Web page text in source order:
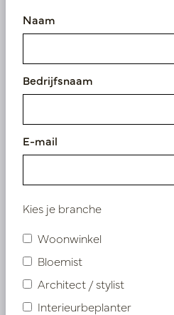
Vergelijkbare
Naam
Bedrijfsnaam
E-mail
Kies je branche
Woonwinkel
Bloemist
Architect / stylist
Interieurbeplanter